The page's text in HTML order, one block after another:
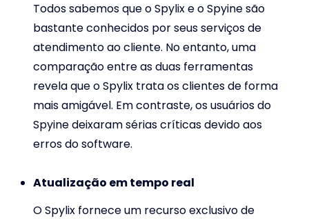
Todos sabemos que o Spylix e o Spyine são
bastante conhecidos por seus serviços de
atendimento ao cliente. No entanto, uma
comparação entre as duas ferramentas
revela que o Spylix trata os clientes de forma
mais amigável. Em contraste, os usuários do
Spyine deixaram sérias críticas devido aos
erros do software.
Atualização em tempo real
O Spylix fornece um recurso exclusivo de